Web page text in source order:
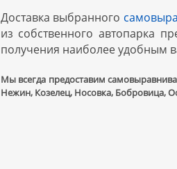
Доставка выбранного
из собственного автопарка
получения наиболее удобным
Мы всегда предоставим
Нежин, Козелец, Носовка, Бобровица,